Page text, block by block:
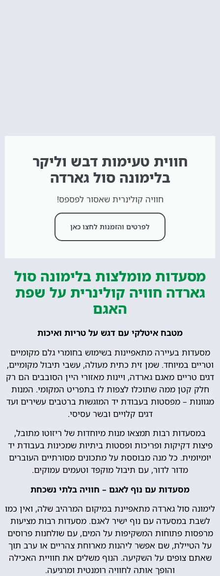
חווית טעימות דבש וליקר
בלימונה סול גארדה
חוויה קולינרית שאסור לפספס!
לפרטים והזמנות לחצו כאן
מסעדות מומלצות בלימונה סול
גארדה חוויה קולינרית על שפת
האגם
מטבח איטלקי עם דגש על טריות ואיכות
מסעדות בעיירה מתאפיינות בשימוש בחומרי גלם מקומיים
וטריים במיוחד. שמן זית כתית מעולה, עשבי תיבול מקומיים,
דגים טריים מאגם גארדה, ויינות מאזורי היין הסובבים הם רק
חלק קטן ממה שתוכלו לצפות לו בתפריט המקומי. המנות
מגוונות – מפסטות בעבודת יד המוגשות ברטבים עשירים ועד
דגים קלויים ובשר עסיסי.
במסעדות רבות תמצאו מנות מיוחדות של ריזוטו מתובל,
פיצות דקיקות ופריכות ופסטות ביתיות שמכינות בעבודת יד
יומיומית. כל מנה מבוססת על מתכונים מסורתיים העוברים
מדור לדור, עם תיבול מוקפד וטעמים עמוקים.
מסעדות עם נוף לאגם – חוויה בלתי נשכחת
לימונה סול גארדה מתאפיינת במיקום המרהיב שלה, ואין כמו
לשבת במסעדה עם נוף ישיר לאגם. מסעדות רבות מציעות
מרפסות פתוחות המשקיפות על המים, עם שולחנות פרוסים
על הטיילת, שם אפשר ליהנות מארוחת צהריים או ערב תוך
שאתם צופים על השקיעה. הנוף משלים את חוויית האכילה
והופך אותה לחוויה רומנטית ומרגיעה.